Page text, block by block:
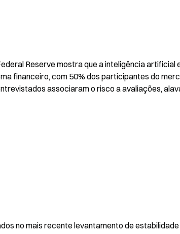
Reserve mostra que a inteligência artificial
financeiro, com 50% dos participantes do
associaram o risco a avaliações,
no mais recente levantamento de